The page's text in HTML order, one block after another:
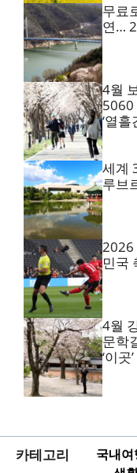
무료
연…
4월
5060
‘열흘
세계
루브
2026
민국
4월
문학
‘이곳’
카테고리 국내여